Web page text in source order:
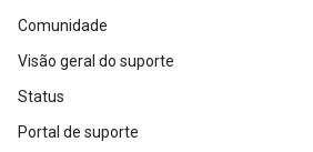
Comunidade
Visão geral do suporte
Status
Portal de suporte